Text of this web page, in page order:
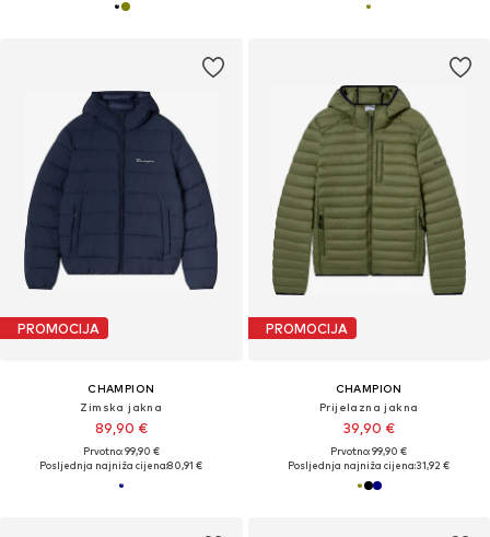
PROMOCIJA
CHAMPION
Zimska jakna
89,90 €
Prvotno: 99,90 €
Posljednja najniža cijena:80,91 €
PROMOCIJA
CHAMPION
Prijelazna jakna
39,90 €
Prvotno: 99,90 €
Posljednja najniža cijena:31,92 €